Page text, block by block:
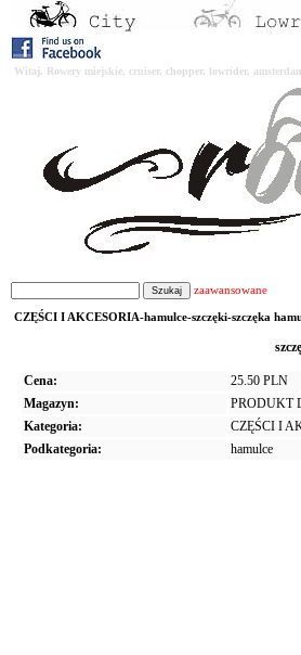
Witaj. Rowery miejskie, cruiser, chopper, lowrider,
zaawansowane
CZĘŚCI I AKCESORIA-hamulce-szczęki-szczęka
Cena:
25.50 PLN
Magazyn:
PRODUKT
Kategoria:
CZĘŚCI I
Podkategoria:
hamulce